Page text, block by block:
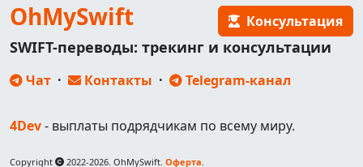
OhMySwift Консультация
SWIFT-переводы: трекинг и консультации
Чат · Контакты · Telegram-канал
4Dev- выплаты подрядчикам по всему миру.
Copyright 2022-2026. OhMySwift. Оферта.